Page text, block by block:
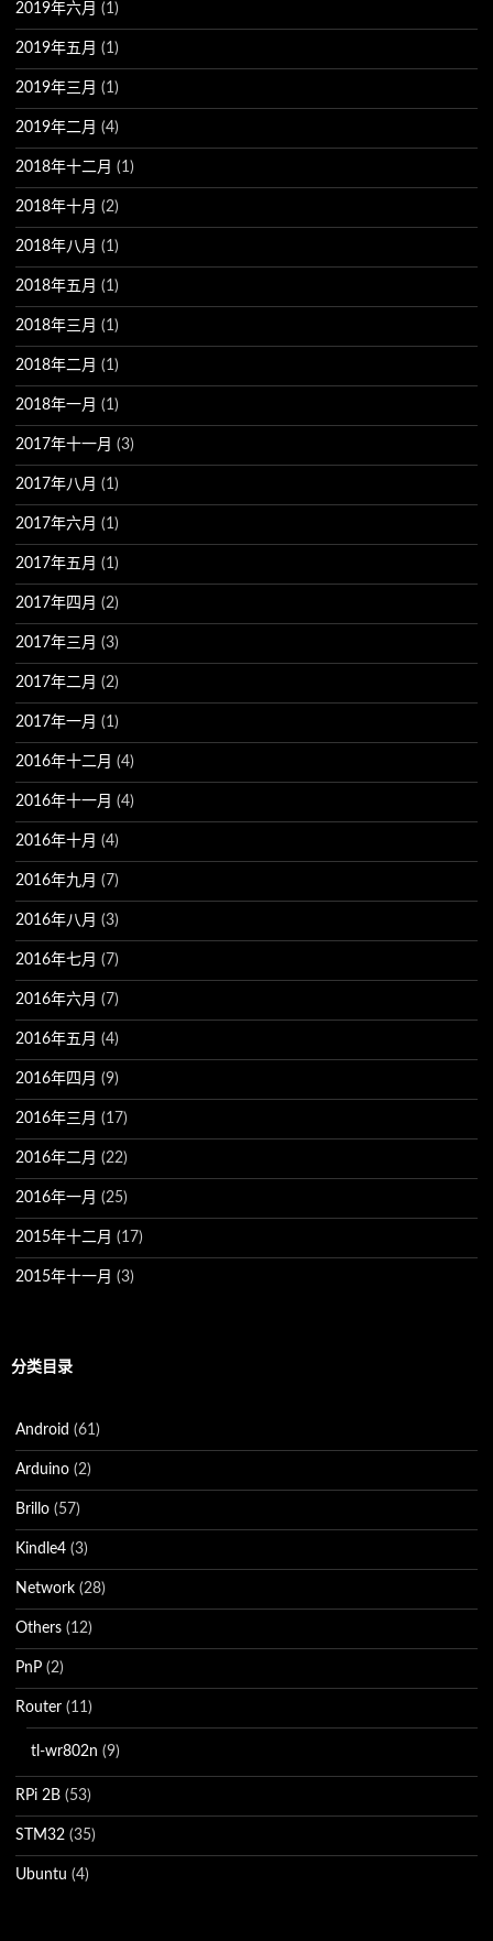
2019年六月 (1)
2019年五月 (1)
2019年三月 (1)
2019年二月 (4)
2018年十二月 (1)
2018年十月 (2)
2018年八月 (1)
2018年五月 (1)
2018年三月 (1)
2018年二月 (1)
2018年一月 (1)
2017年十一月 (3)
2017年八月 (1)
2017年六月 (1)
2017年五月 (1)
2017年四月 (2)
2017年三月 (3)
2017年二月 (2)
2017年一月 (1)
2016年十二月 (4)
2016年十一月 (4)
2016年十月 (4)
2016年九月 (7)
2016年八月 (3)
2016年七月 (7)
2016年六月 (7)
2016年五月 (4)
2016年四月 (9)
2016年三月 (17)
2016年二月 (22)
2016年一月 (25)
2015年十二月 (17)
2015年十一月 (3)
分类目录
Android (61)
Arduino (2)
Brillo (57)
Kindle4 (3)
Network (28)
Others (12)
PnP (2)
Router (11)
tl-wr802n (9)
RPi 2B (53)
STM32 (35)
Ubuntu (4)